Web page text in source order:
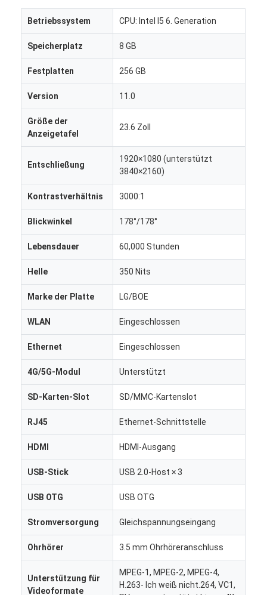
Heim
Produkte
Über uns
Kontaktieren Sie uns
Neuigkeiten
Fälle
Plaudern Sie Jetzt
Digitale LCD-Signatur für Innenräume
Lcd-digitale Beschilderung im Freien
Boden, der lcd-digitale Beschilderung steht
Betriebssystem CPU: Intel I5 6. Generation
Speicherplatz 8 GB
Festplatten 256 GB
Version 11.0
Größe der
Anzeigetafel
23.6 Zoll
Entschließung
1920×1080 (unterstützt
3840×2160)
Kontrastverhältnis 3000:1
Blickwinkel 178°/178°
Lebensdauer 60,000 Stunden
Helle 350 Nits
Marke der Platte LG/BOE
WLAN Eingeschlossen
Ethernet Eingeschlossen
4G/5G-Modul Unterstützt
SD-Karten-Slot SD/MMC-Kartenslot
RJ45 Ethernet-Schnittstelle
HDMI HDMI-Ausgang
USB-Stick USB 2.0-Host × 3
USB OTG USB OTG
Stromversorgung Gleichspannungseingang
Ohrhörer 3.5 mm Ohrhöreranschluss
Unterstützung für
Videoformate
MPEG-1, MPEG-2, MPEG-4,
H.263- Ich weiß nicht.264, VC1,